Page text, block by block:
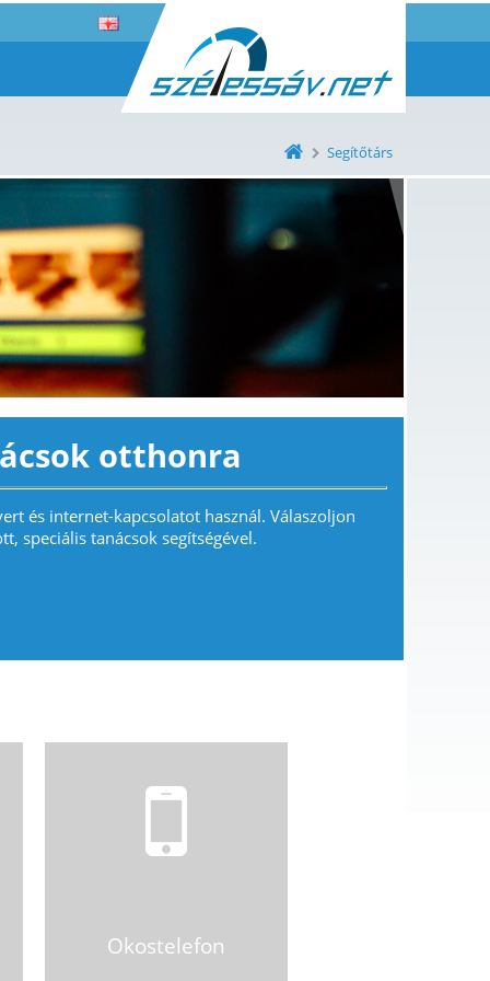
Segítőtárs
otthonra
és internet-kapcsolatot használ. Válaszoljon
speciális tanácsok segítségével.
Okostelefon